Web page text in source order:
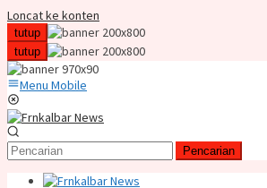
Loncat ke konten
tutup
tutup
Menu Mobile
Pencarian